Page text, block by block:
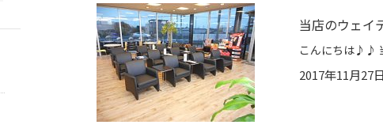
当店のウェイ
2017年11月27日